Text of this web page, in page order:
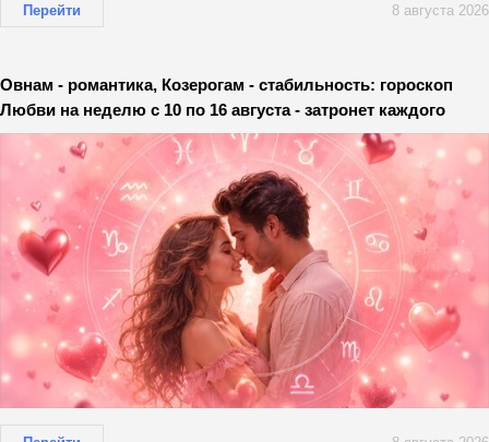
Перейти 8 августа 2026
Овнам - романтика, Козерогам - стабильность: гороскоп
Любви на неделю с 10 по 16 августа - затронет каждого